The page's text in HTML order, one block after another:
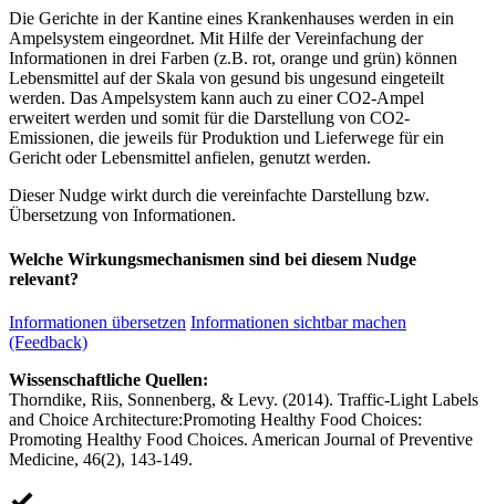
Die Gerichte in der Kantine eines Krankenhauses werden in ein
Ampelsystem eingeordnet. Mit Hilfe der Vereinfachung der
Informationen in drei Farben (z.B. rot, orange und grün) können
Lebensmittel auf der Skala von gesund bis ungesund eingeteilt
werden. Das Ampelsystem kann auch zu einer CO2-Ampel
erweitert werden und somit für die Darstellung von CO2-
Emissionen, die jeweils für Produktion und Lieferwege für ein
Gericht oder Lebensmittel anfielen, genutzt werden.
Dieser Nudge wirkt durch die vereinfachte Darstellung bzw.
Übersetzung von Informationen.
Welche Wirkungsmechanismen sind bei diesem Nudge
relevant?
Informationen übersetzen Informationen sichtbar machen
(Feedback)
Wissenschaftliche Quellen:
Thorndike, Riis, Sonnenberg, & Levy. (2014). Traffic-Light Labels
and Choice Architecture:Promoting Healthy Food Choices:
Promoting Healthy Food Choices. American Journal of Preventive
Medicine, 46(2), 143-149.